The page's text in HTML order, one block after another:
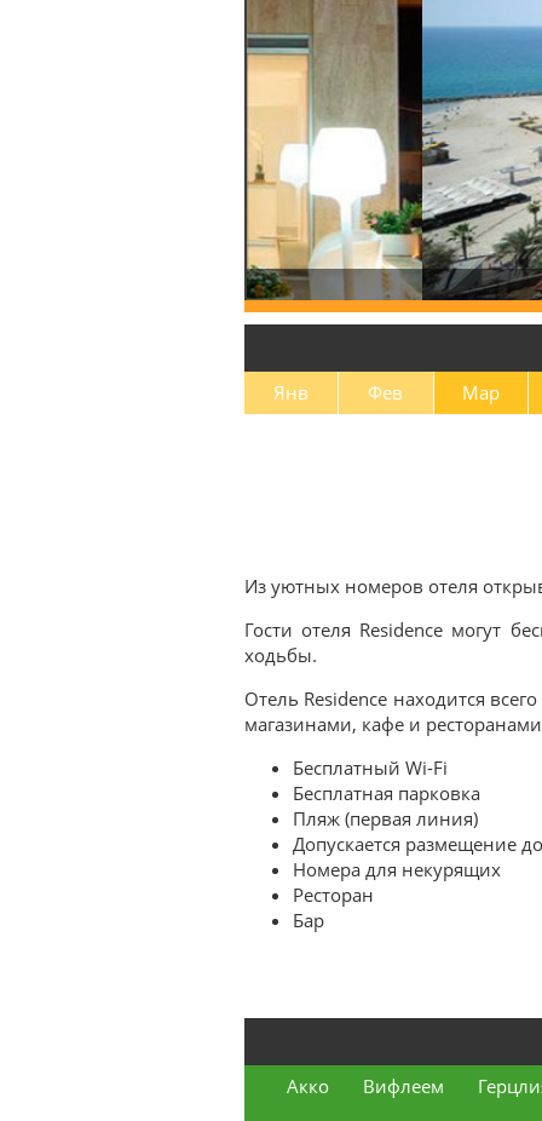
Янв Фев Мар
Из уютных номеров отеля
Гости отеля Residence могут
ходьбы.
Отель Residence находится
магазинами, кафе и
Бесплатный Wi-Fi
Бесплатная парковка
Пляж (первая линия)
Допускается размещение
Номера для некурящих
Ресторан
Бар
Акко Вифлеем